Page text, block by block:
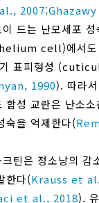
2007;
드는 난모세포
cell)에서도
기 표피형성
1990). 따라
합성 교란은 난소
숙을 억제한다(
틴은 정소낭의 감
한다(Krauss et
et al., 2018).